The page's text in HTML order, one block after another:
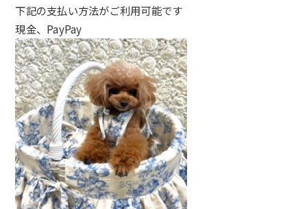
下記の支払い方法がご利用可能です
現金、PayPay